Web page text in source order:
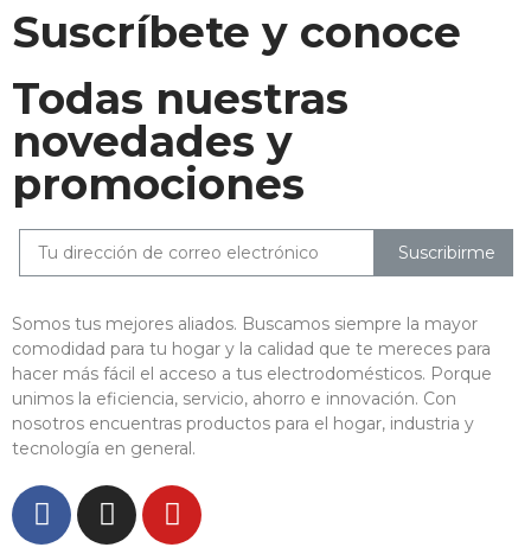
Suscríbete y conoce
Todas nuestras
novedades y
promociones
Suscribirme
Somos tus mejores aliados. Buscamos siempre la mayor
comodidad para tu hogar y la calidad que te mereces para
hacer más fácil el acceso a tus electrodomésticos. Porque
unimos la eficiencia, servicio, ahorro e innovación. Con
nosotros encuentras productos para el hogar, industria y
tecnología en general.